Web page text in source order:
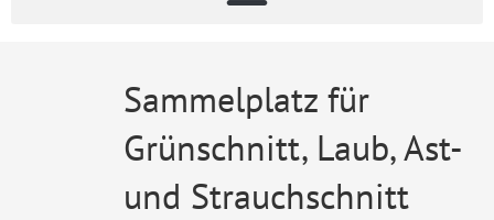
Sammelplatz für
Grünschnitt, Laub, Ast-
und Strauchschnitt